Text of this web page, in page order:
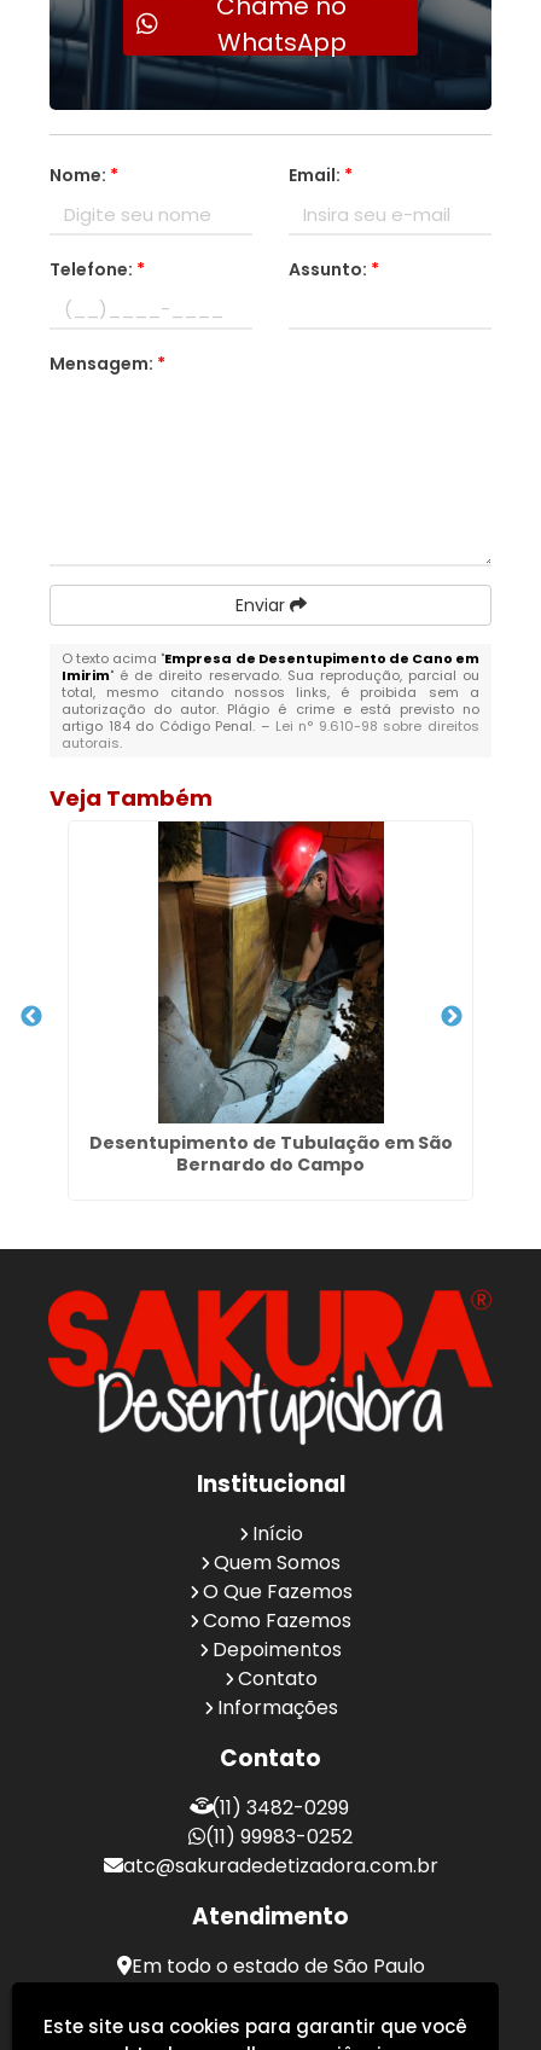
WhatsApp
Nome: * Email: *
Telefone: * Assunto: *
Mensagem: *
Enviar
O texto acima "Empresa de Desentupimento de Cano em
Imirim" é de direito reservado. Sua reprodução, parcial ou
total, mesmo citando nossos links, é proibida sem a
autorização do autor. Plágio é crime e está previsto no
artigo 184 do Código Penal. – Lei n° 9.610-98 sobre direitos
autorais.
Veja Também
Desentupimento de Tubulação em São
Bernardo do Campo
Institucional
Início
Quem Somos
O Que Fazemos
Como Fazemos
Depoimentos
Contato
Informações
Contato
(11) 3482-0299
(11) 99983-0252
atc@sakuradedetizadora.com.br
Atendimento
Em todo o estado de São Paulo
Este site usa cookies para garantir que você